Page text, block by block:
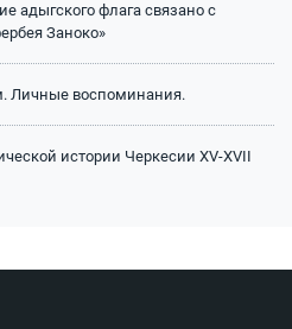
адыгского флага связано с
Заноко»
Личные воспоминания.
истории Черкесии XV-XVII